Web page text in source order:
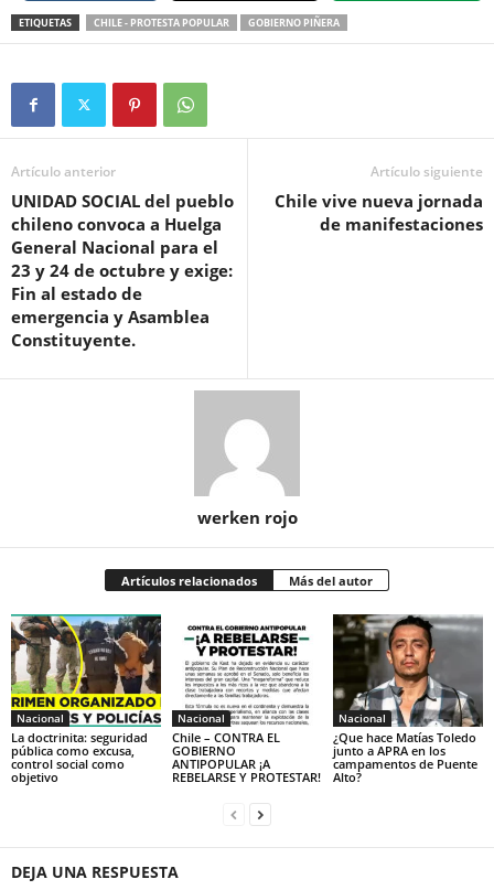
ETIQUETAS CHILE - PROTESTA POPULAR GOBIERNO PIÑERA
Artículo anterior
UNIDAD SOCIAL del pueblo
chileno convoca a Huelga
General Nacional para el
23 y 24 de octubre y exige:
Fin al estado de
emergencia y Asamblea
Constituyente.
Artículo siguiente
Chile vive nueva jornada
de manifestaciones
werken rojo
Artículos relacionados Más del autor
Nacional
La doctrinita: seguridad
pública como excusa,
control social como
objetivo
Nacional
Chile – CONTRA EL
GOBIERNO
ANTIPOPULAR ¡A
REBELARSE Y PROTESTAR!
Nacional
¿Que hace Matías Toledo
junto a APRA en los
campamentos de Puente
Alto?
DEJA UNA RESPUESTA